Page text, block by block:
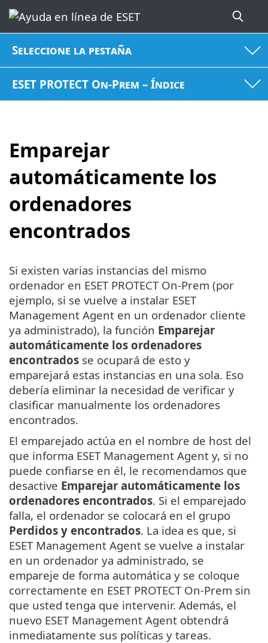
Seleccione la pestaña
ESET PROTECT On-Prem – Índice
Emparejar
automáticamente los
ordenadores
encontrados
Si existen varias instancias del mismo
ordenador en ESET PROTECT On-Prem (por
ejemplo, si se vuelve a instalar ESET
Management Agent en un ordenador cliente
ya administrado), la función Emparejar
automáticamente los ordenadores
encontrados se ocupará de esto y
emparejará estas instancias en una sola. Eso
debería eliminar la necesidad de verificar y
clasificar manualmente los ordenadores
encontrados.
El emparejado actúa en el nombre de host del
que informa ESET Management Agent y, si no
puede confiarse en él, le recomendamos que
desactive Emparejar automáticamente los
ordenadores encontrados. Si el emparejado
falla, el ordenador se colocará en el grupo
Perdidos y encontrados. La idea es que, si
ESET Management Agent se vuelve a instalar
en un ordenador ya administrado, se
empareje de forma automática y se coloque
correctamente en ESET PROTECT On-Prem sin
que usted tenga que intervenir. Además, el
nuevo ESET Management Agent obtendrá
inmediatamente sus políticas y tareas.